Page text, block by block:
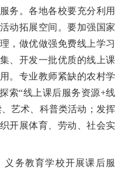
务。各地各校要充分利用
动拓展空间。要加强国家
，做优做强免费线上学习
、开发一批优质的线上课
。专业教师紧缺的农村学
索“线上课后服务资源+线
艺术、科普类活动；发挥
开展体育、劳动、社会实
义务教育学校开展课后服